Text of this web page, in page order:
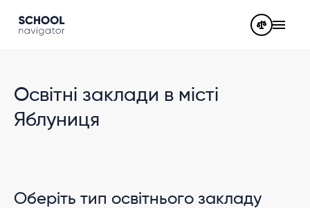
Освітні заклади в місті
Яблуниця
Оберіть тип освітнього закладу